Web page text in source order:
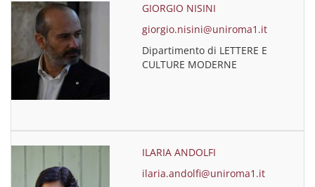
GIORGIO NISINI
giorgio.nisini@uniroma1.it
Dipartimento di LETTERE E
CULTURE MODERNE
ILARIA ANDOLFI
ilaria.andolfi@uniroma1.it